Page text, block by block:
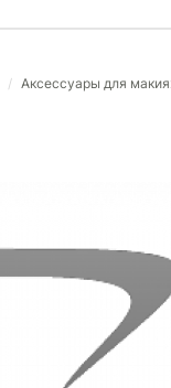
/ Аксессуары для